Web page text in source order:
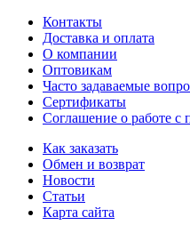
Контакты
Доставка и оплата
О компании
Оптовикам
Часто задаваемые
Сертификаты
Соглашение о работе
Как заказать
Обмен и возврат
Новости
Статьи
Карта сайта